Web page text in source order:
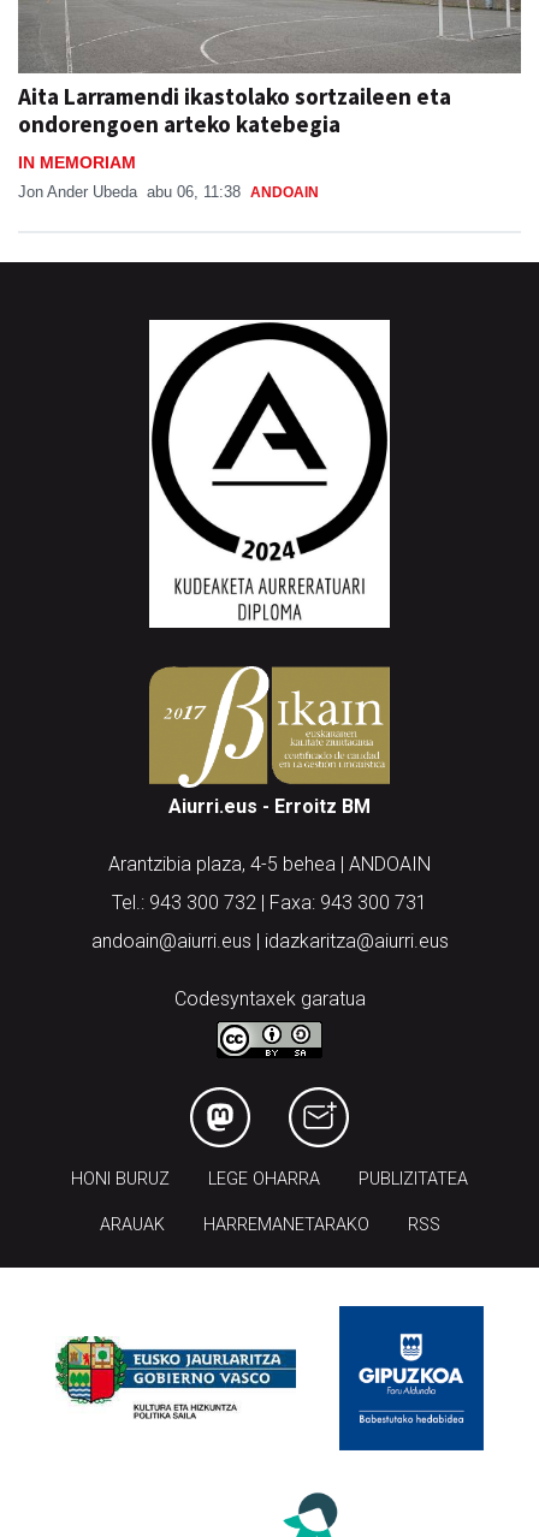
Aita Larramendi ikastolako sortzaileen eta
ondorengoen arteko katebegia
IN MEMORIAM
Jon Ander Ubeda abu 06, 11:38 ANDOAIN
Aiurri.eus - Erroitz BM
Arantzibia plaza, 4-5 behea | ANDOAIN
Tel.: 943 300 732 | Faxa: 943 300 731
andoain@aiurri.eus | idazkaritza@aiurri.eus
Codesyntaxek garatua
HONI BURUZ LEGE OHARRA PUBLIZITATEA
ARAUAK HARREMANETARAKO RSS